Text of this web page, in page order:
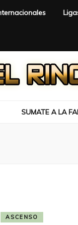
SUMATE A LA
ASCENSO